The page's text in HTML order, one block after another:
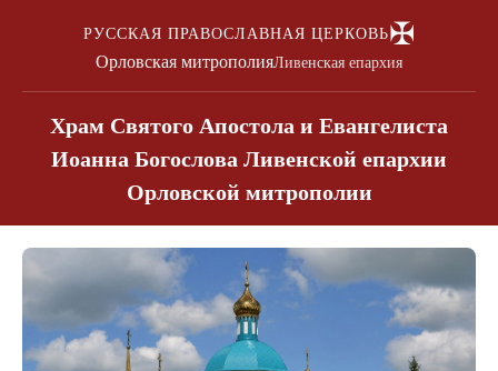
РУССКАЯ ПРАВОСЛАВНАЯ ЦЕРКОВЬ✠
Орловская митрополияЛивенская епархия
Храм Святого Апостола и Евангелиста
Иоанна Богослова Ливенской епархии
Орловской митрополии